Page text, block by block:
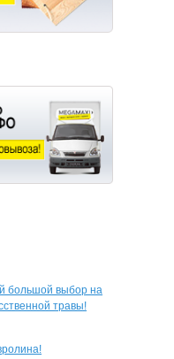
большой выбор на
травы!